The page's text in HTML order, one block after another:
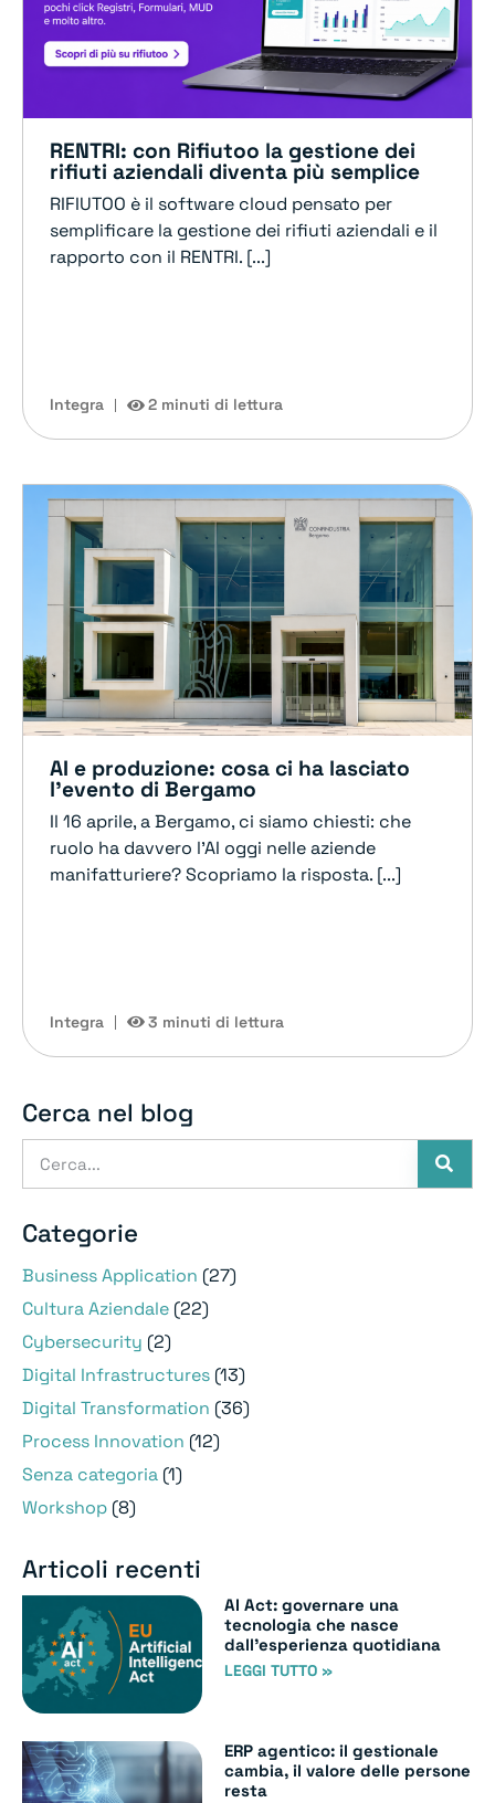
RENTRI: con Rifiutoo la gestione dei
rifiuti aziendali diventa più semplice
RIFIUTOO è il software cloud pensato per
semplificare la gestione dei rifiuti aziendali e il
rapporto con il RENTRI. [...]
Integra 2 minuti di lettura
AI e produzione: cosa ci ha lasciato
l’evento di Bergamo
Il 16 aprile, a Bergamo, ci siamo chiesti: che
ruolo ha davvero l’AI oggi nelle aziende
manifatturiere? Scopriamo la risposta. [...]
Integra 3 minuti di lettura
Cerca nel blog
Categorie
Business Application (27)
Cultura Aziendale (22)
Cybersecurity (2)
Digital Infrastructures (13)
Digital Transformation (36)
Process Innovation (12)
Senza categoria (1)
Workshop (8)
Articoli recenti
AI Act: governare una
tecnologia che nasce
dall’esperienza quotidiana
LEGGI TUTTO »
ERP agentico: il gestionale
cambia, il valore delle persone
resta